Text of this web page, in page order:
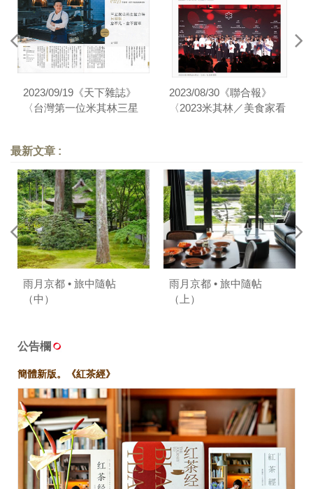
2023/09/19《天下雜誌》
〈台灣第一位米其林三星
2023/08/30《聯合報》
〈2023米其林／美食家看
最新文章 :
雨月京都 • 旅中隨帖
（中）
雨月京都 • 旅中隨帖
（上）
公告欄
簡體新版。《紅茶經》